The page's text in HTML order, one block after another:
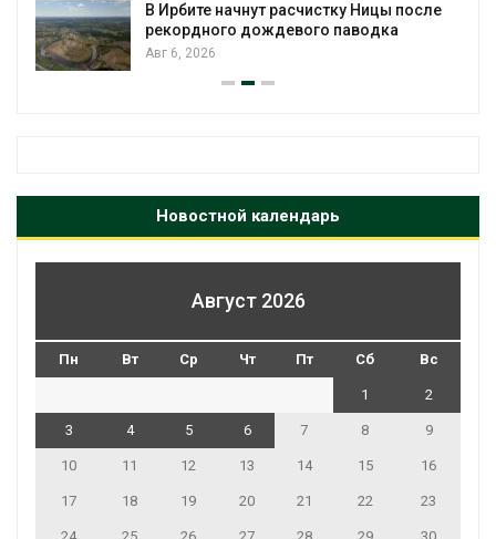
В Ирбите начнут расчистку Ницы после
рекордного дождевого паводка
Авг 6, 2026
Новостной календарь
Август 2026
Пн Вт Ср Чт Пт Сб Вс
1 2
3 4 5 6 7 8 9
10 11 12 13 14 15 16
17 18 19 20 21 22 23